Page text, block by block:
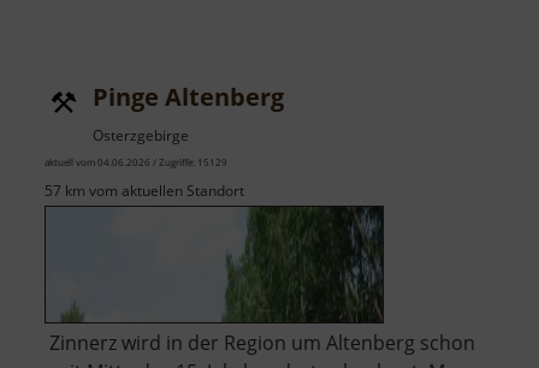
Pinge Altenberg
Osterzgebirge
aktuell vom 04.06.2026 / Zugriffe: 15129
57 km vom aktuellen Standort
Zinnerz wird in der Region um Altenberg schon